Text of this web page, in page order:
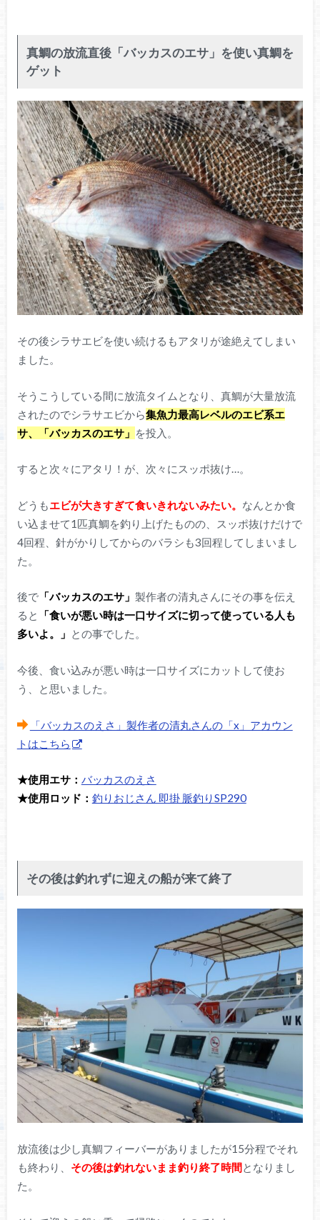
真鯛の放流直後「バッカスのエサ」を使い真鯛を
ゲット
その後シラサエビを使い続けるもアタリが途絶えてしまい
ました。
そうこうしている間に放流タイムとなり、真鯛が大量放流
されたのでシラサエビから集魚力最高レベルのエビ系エ
サ、「バッカスのエサ」 を投入。
すると次々にアタリ！が、次々にスッポ抜け…。
どうもエビが大きすぎて食いきれないみたい。 なんとか食
い込ませて1匹真鯛を釣り上げたものの、スッポ抜けだけで
4回程、針がかりしてからのバラシも3回程してしまいまし
た。
後で「バッカスのエサ」 製作者の清丸さんにその事を伝え
ると
「食いが悪い時は一口サイズに切って使っている人も
多いよ。」 との事でした。
今後、食い込みが悪い時は一口サイズにカットして使お
う、と思いました。
「バッカスのえさ」製作者の清丸さんの「x」アカウン
トはこちら
★使用エサ： バッカスのえさ
★使用ロッド： 釣りおじさん 即掛 脈釣りSP290
その後は釣れずに迎えの船が来て終了
放流後は少し真鯛フィーバーがありましたが15分程でそれ
も終わり、 その後は釣れないまま釣り終了時間となりまし
た。